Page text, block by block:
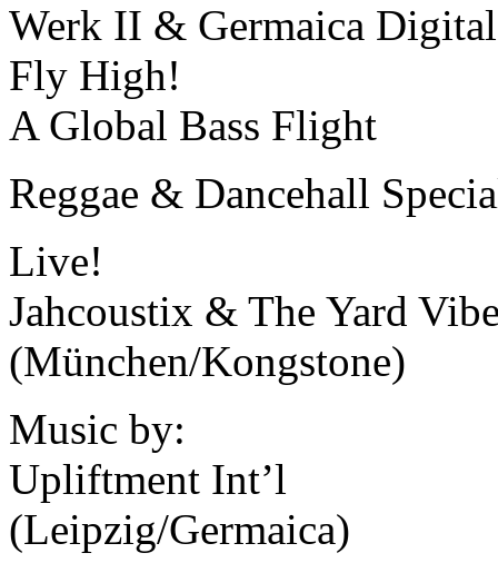
Werk II & Germaica
Fly High!
A Global Bass Flight
Reggae & Dancehall
Live!
Jahcoustix & The Yard
(München/Kongstone)
Music by:
Upliftment Int’l
(Leipzig/Germaica)